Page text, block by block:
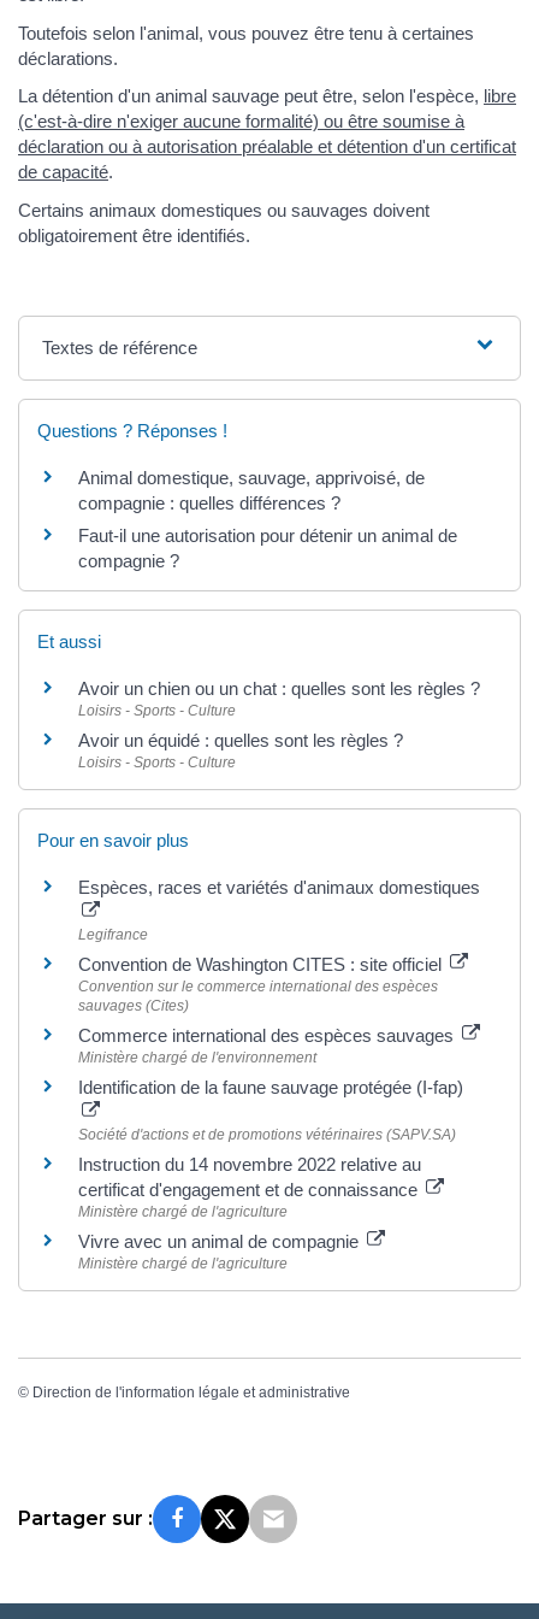
Toutefois selon l'animal, vous pouvez être tenu à certaines
déclarations.
La détention d'un animal sauvage peut être, selon l'espèce, libre
(c'est-à-dire n'exiger aucune formalité) ou être soumise à
déclaration ou à autorisation préalable et détention d'un certificat
de capacité.
Certains animaux domestiques ou sauvages doivent
obligatoirement être identifiés.
Textes de référence
Questions ? Réponses !
Animal domestique, sauvage, apprivoisé, de
compagnie : quelles différences ?
Faut-il une autorisation pour détenir un animal de
compagnie ?
Et aussi
Avoir un chien ou un chat : quelles sont les règles ?
Loisirs - Sports - Culture
Avoir un équidé : quelles sont les règles ?
Loisirs - Sports - Culture
Pour en savoir plus
Espèces, races et variétés d'animaux domestiques
Legifrance
Convention de Washington CITES : site officiel
Convention sur le commerce international des espèces
sauvages (Cites)
Commerce international des espèces sauvages
Ministère chargé de l'environnement
Identification de la faune sauvage protégée (I-fap)
Société d'actions et de promotions vétérinaires (SAPV.SA)
Instruction du 14 novembre 2022 relative au
certificat d'engagement et de connaissance
Ministère chargé de l'agriculture
Vivre avec un animal de compagnie
Ministère chargé de l'agriculture
© Direction de l'information légale et administrative
Partager sur :